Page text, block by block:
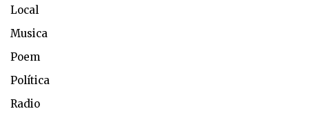
Local
Musica
Poem
Política
Radio